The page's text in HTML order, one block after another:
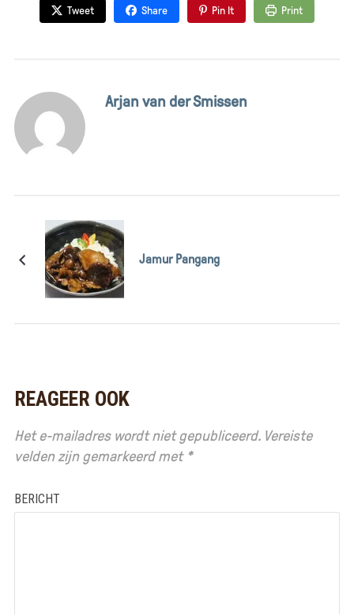
Tweet Share Pin It Print
Arjan van der Smissen
Jamur Pangang
REAGEER OOK
Het e-mailadres wordt niet gepubliceerd. Vereiste
velden zijn gemarkeerd met *
BERICHT